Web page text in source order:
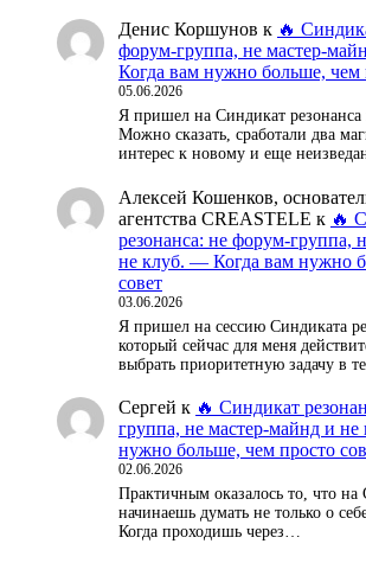
Денис Коршунов к 🔥
форум-группа, не мастер-
Когда вам нужно больше, чем
05.06.2026
Я пришел на Синдикат
Можно сказать, сработали два
интерес к новому и еще
Алексей Кошенков,
агентства CREASTELE к 🔥
резонанса: не форум-группа,
не клуб. — Когда вам нужно
совет
03.06.2026
Я пришел на сессию Синдиката
который сейчас для меня
выбрать приоритетную задачу в
Сергей к 🔥 Синдикат
группа, не мастер-майнд и
нужно больше, чем просто
02.06.2026
Практичным оказалось то, что на
начинаешь думать не только о
Когда проходишь через…